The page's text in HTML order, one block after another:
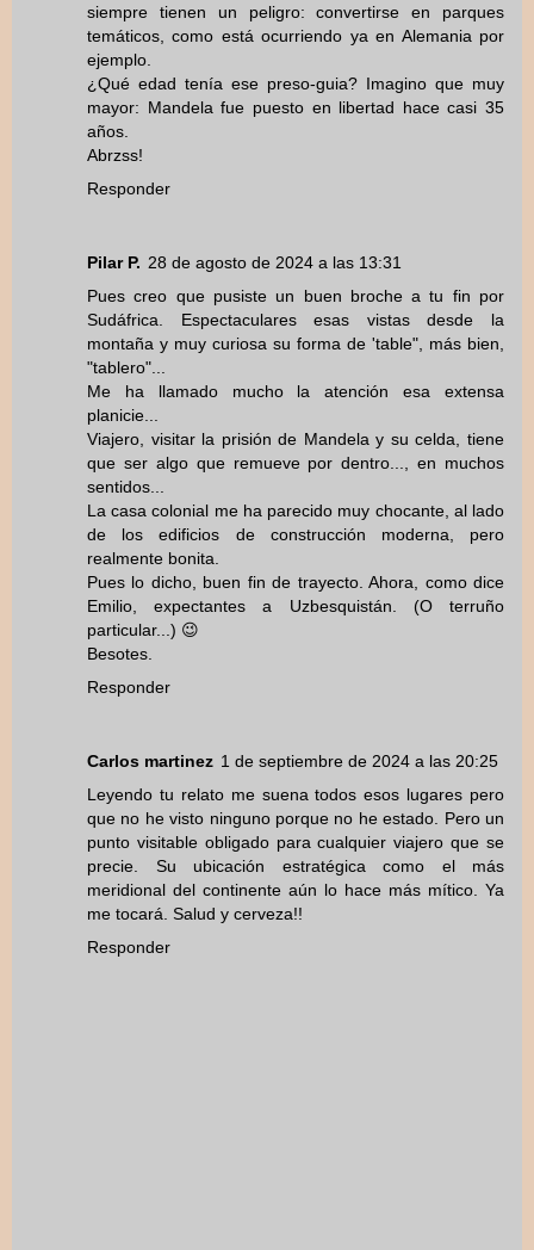
siempre tienen un peligro: convertirse en parques
temáticos, como está ocurriendo ya en Alemania por
ejemplo.
¿Qué edad tenía ese preso-guia? Imagino que muy
mayor: Mandela fue puesto en libertad hace casi 35
años.
Abrzss!
Responder
Pilar P. 28 de agosto de 2024 a las 13:31
Pues creo que pusiste un buen broche a tu fin por
Sudáfrica. Espectaculares esas vistas desde la
montaña y muy curiosa su forma de 'table", más bien,
"tablero"...
Me ha llamado mucho la atención esa extensa
planicie...
Viajero, visitar la prisión de Mandela y su celda, tiene
que ser algo que remueve por dentro..., en muchos
sentidos...
La casa colonial me ha parecido muy chocante, al lado
de los edificios de construcción moderna, pero
realmente bonita.
Pues lo dicho, buen fin de trayecto. Ahora, como dice
Emilio, expectantes a Uzbesquistán. (O terruño
particular...) 😉
Besotes.
Responder
Carlos martinez 1 de septiembre de 2024 a las 20:25
Leyendo tu relato me suena todos esos lugares pero
que no he visto ninguno porque no he estado. Pero un
punto visitable obligado para cualquier viajero que se
precie. Su ubicación estratégica como el más
meridional del continente aún lo hace más mítico. Ya
me tocará. Salud y cerveza!!
Responder